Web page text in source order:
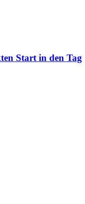
Start in den Tag